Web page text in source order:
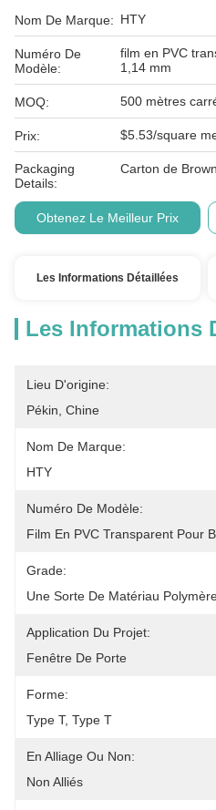
Nom De Marque: HTY
Numéro De
Modèle:
film en PVC
1,14 mm
MOQ: 500 mètres
Prix: $5.53/square
Packaging
Details:
Carton de Brown
Obtenez Le Meilleur Prix
Les Informations Détaillées
Les Informations
Lieu D'origine:
Pékin, Chine
Nom De Marque:
HTY
Numéro De Modèle:
Film En PVC Transparent Pour
Grade:
Une Sorte De Matériau
Application Du Projet:
Fenêtre De Porte
Forme:
Type T, Type T
En Alliage Ou Non:
Non Alliés